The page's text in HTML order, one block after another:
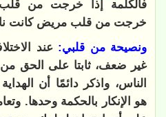
فالكلمة إذا خرجت من
خرجت من قلب مريض كانت
ونصيحة من قلبي:عند
غير ضعف، ثابتا على الحق
الناس، واذكر دائمًا أن
هو الإنكار بالحكمة وحدها.